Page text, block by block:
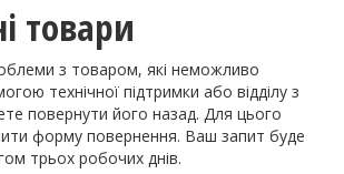
товари
з товаром, які неможливо
технічної підтримки або відділу з
повернути його назад. Для цього
форму повернення. Ваш запит буде
трьох робочих днів.